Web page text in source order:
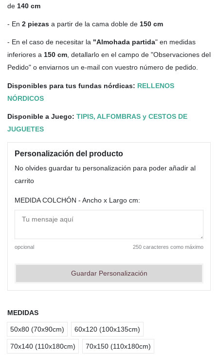
de 140 cm
- En 2 piezas a partir de la cama doble de 150 cm
- En el caso de necesitar la "Almohada partida" en medidas
inferiores a 150 cm, detallarlo en el campo de "Observaciones del
Pedido" o enviarnos un e-mail con vuestro número de pedido.
Disponibles para tus fundas nórdicas: RELLENOS
NÓRDICOS
Disponible a Juego: TIPIS, ALFOMBRAS y CESTOS DE
JUGUETES
Personalización del producto
No olvides guardar tu personalización para poder añadir al
carrito
MEDIDA COLCHÓN - Ancho x Largo cm:
opcional 250 caracteres como máximo
Guardar Personalización
MEDIDAS
50x80 (70x90cm) 60x120 (100x135cm)
70x140 (110x180cm) 70x150 (110x180cm)